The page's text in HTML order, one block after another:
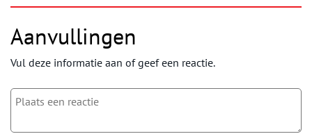
Aanvullingen
Vul deze informatie aan of geef een reactie.